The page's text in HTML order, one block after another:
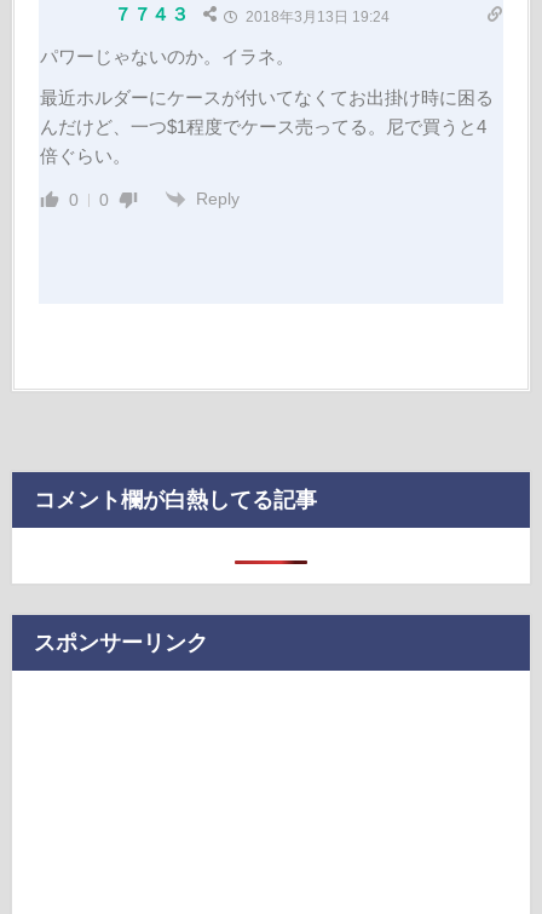
７７４３ 2018年3月13日 19:24
パワーじゃないのか。イラネ。
最近ホルダーにケースが付いてなくてお出掛け時に困る
んだけど、一つ$1程度でケース売ってる。尼で買うと4
倍ぐらい。
0 0 Reply
コメント欄が白熱してる記事
スポンサーリンク